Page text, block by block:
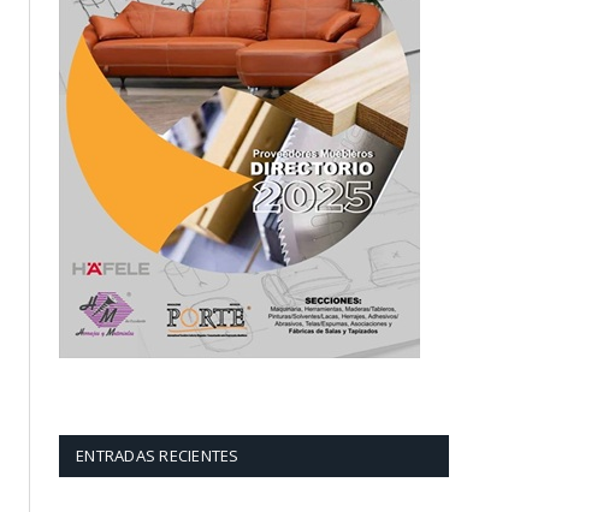
ENTRADAS RECIENTES